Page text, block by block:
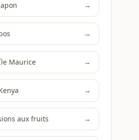
→
→
Maurice →
→
aux fruits →